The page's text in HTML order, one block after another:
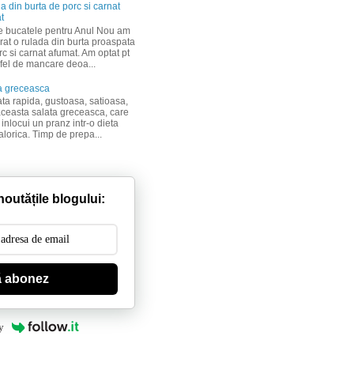
din burta de porc si carnat
bucatele pentru Anul Nou am
o rulada din burta proaspata
si carnat afumat. Am optat pt
de mancare deoa...
greceasca
rapida, gustoasa, satioasa,
salata greceasca, care
un pranz intr-o dieta
Timp de prepa...
blogului:
abonez